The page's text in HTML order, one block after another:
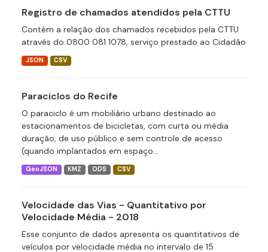
Registro de chamados atendidos pela CTTU
Contém a relação dos chamados recebidos pela CTTU
através do 0800 081 1078, serviço prestado ao Cidadão
JSON CSV
Paraciclos do Recife
O paraciclo é um mobiliário urbano destinado ao
estacionamentos de bicicletas, com curta ou média
duração, de uso público e sem controle de acesso
(quando implantados em espaço...
GeoJSON KMZ ODS CSV
Velocidade das Vias - Quantitativo por
Velocidade Média - 2018
Esse conjunto de dados apresenta os quantitativos de
veículos por velocidade média no intervalo de 15